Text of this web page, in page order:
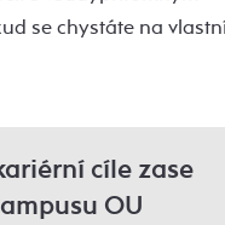
se chystáte na
cíle zase
OU